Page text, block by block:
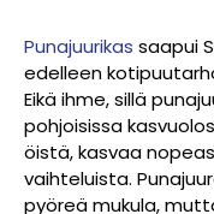
Punajuurikas saapui
edelleen
Eikä ihme, sillä p
pohjoisissa
öistä, kasvaa
vaihteluista.
pyöreä mukula,